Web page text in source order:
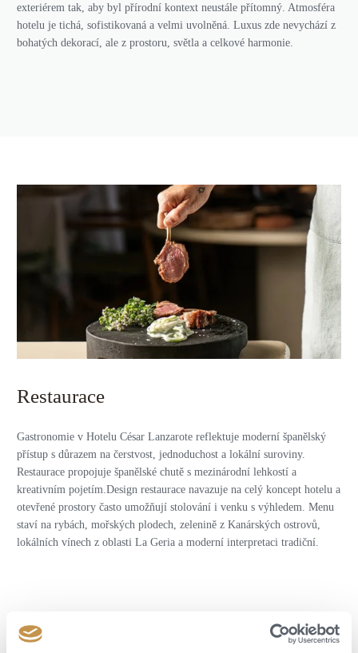
exteriérem tak, aby byl přírodní kontext neustále přítomný. Atmosféra
hotelu je tichá, sofistikovaná a velmi uvolněná. Luxus zde nevychází z
bohatých dekorací, ale z prostoru, světla a celkové harmonie.
Restaurace
Gastronomie v Hotelu César Lanzarote reflektuje moderní španělský
přístup s důrazem na čerstvost, jednoduchost a lokální suroviny.
Restaurace propojuje španělské chutě s mezinárodní lehkostí a
kreativním pojetím.Design restaurace navazuje na celý koncept hotelu a
otevřené prostory často umožňují stolování i venku s výhledem. Menu
staví na rybách, mořských plodech, zelenině z Kanárských ostrovů,
lokálních vínech z oblasti La Geria a moderní interpretaci tradiční.